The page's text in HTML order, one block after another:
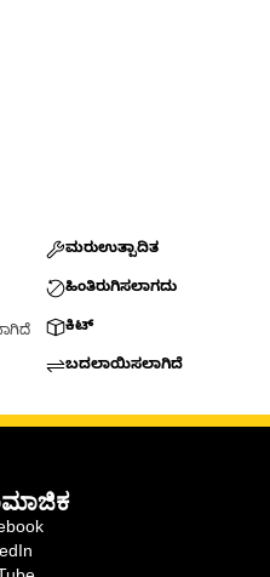
ಮರುಉತ್ಪಾದಿತ
ಹಿಂತಿರುಗಿಸಲಾಗದು
ಕಿಟ್
ಬದಲಾಯಿಸಲಾಗಿದೆ